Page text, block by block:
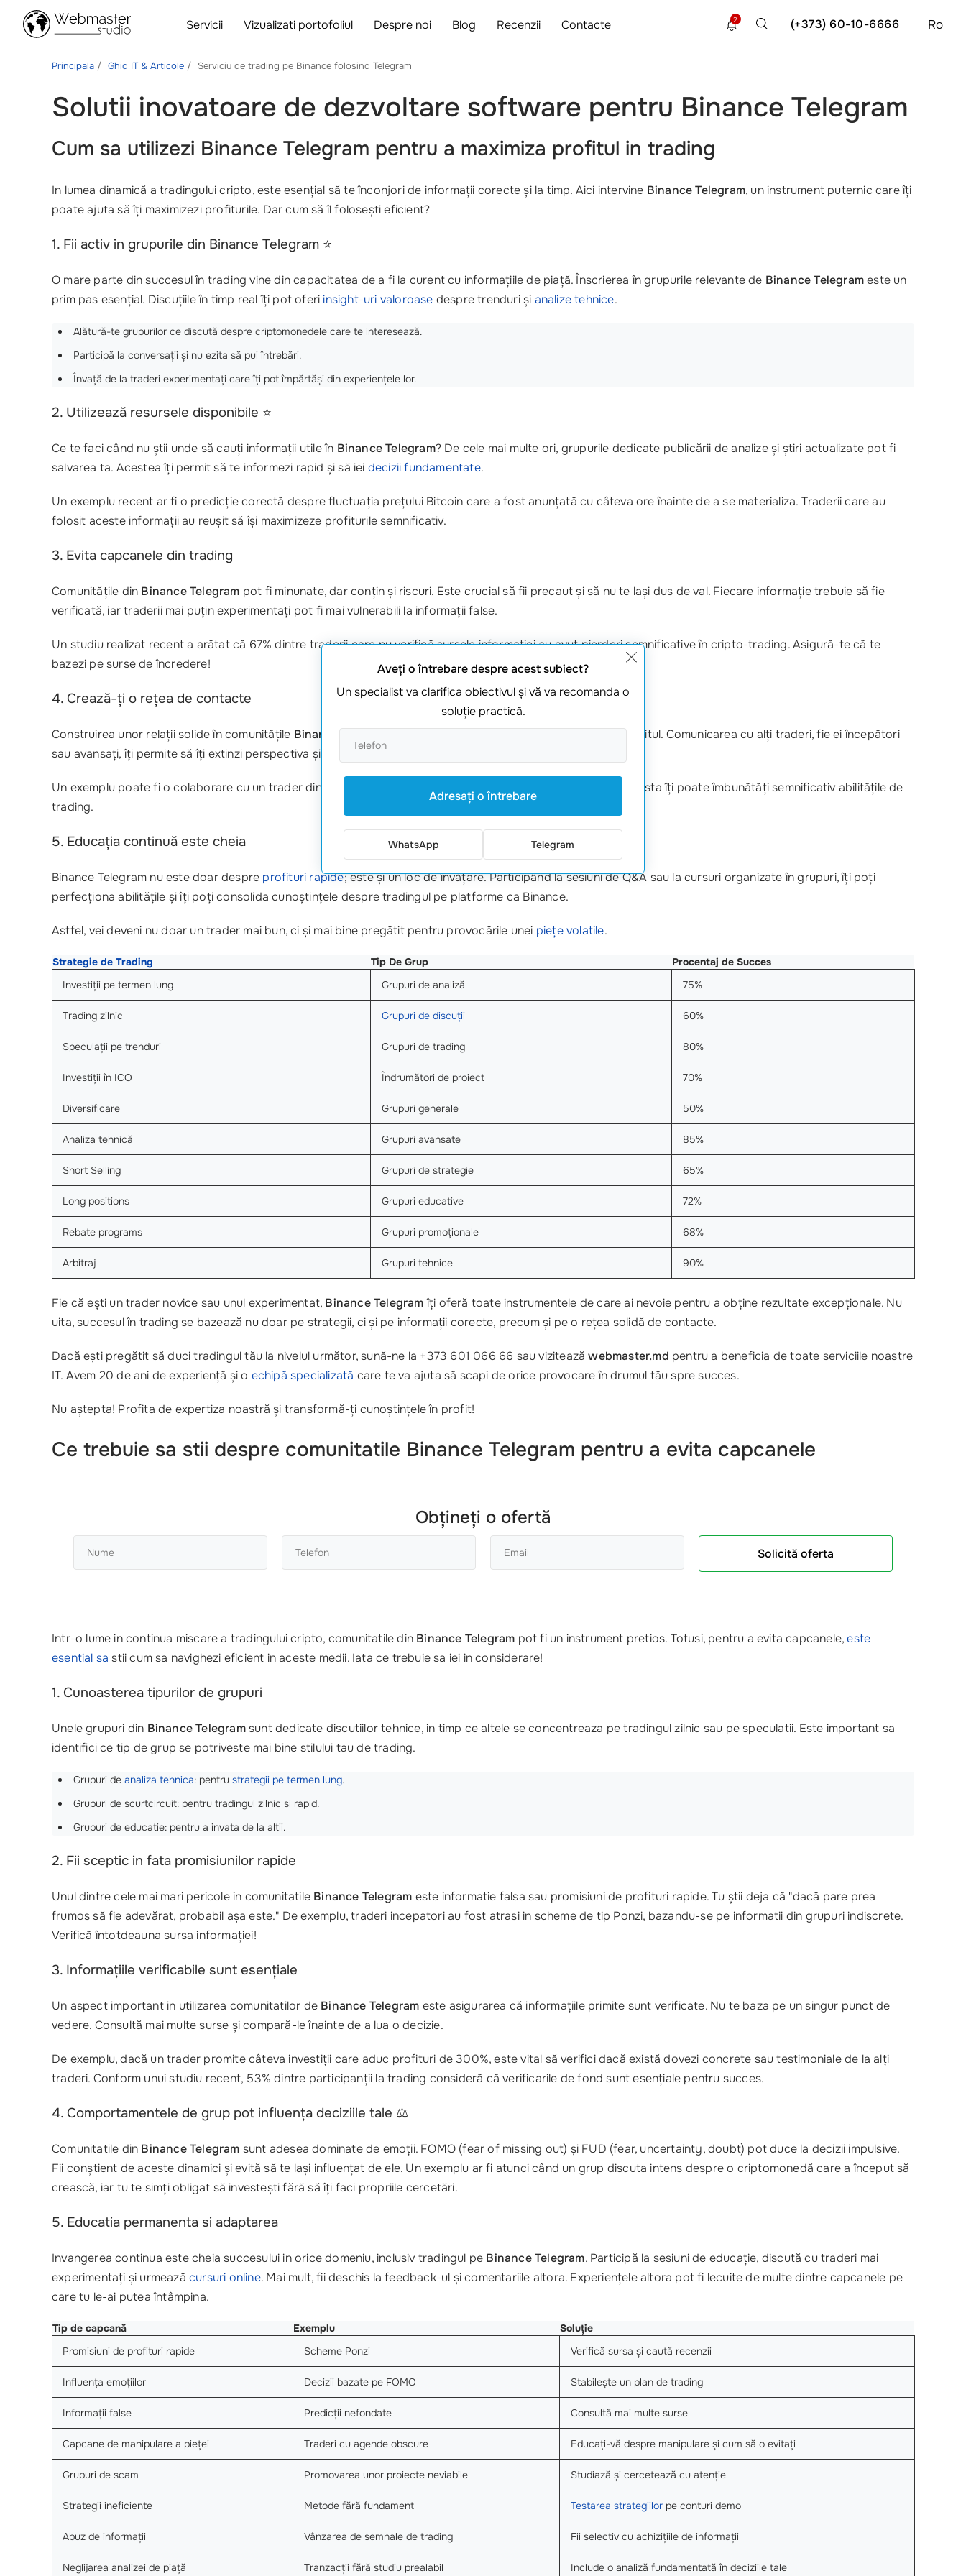
Servicii Vizualizati portofoliul Despre noi Blog Recenzii Contacte Ro
(+373) 60-10-6666
2
Principala Ghid IT & Articole Serviciu de trading pe Binance folosind Telegram
Solutii inovatoare de dezvoltare software pentru Binance Telegram
Cum sa utilizezi Binance Telegram pentru a maximiza profitul in trading
In lumea dinamică a tradingului cripto, este esențial să te înconjori de informații corecte și la timp. Aici intervine Binance Telegram, un instrument puternic care îți
poate ajuta să îți maximizezi profiturile. Dar cum să îl folosești eficient?
1. Fii activ in grupurile din Binance Telegram ⭐
O mare parte din succesul în trading vine din capacitatea de a fi la curent cu informațiile de piață. Înscrierea în grupurile relevante de Binance Telegrameste un
prim pas esențial. Discuțiile în timp real îți pot oferi insight-uri valoroase despre trenduri și analize tehnice.
Alătură-te grupurilor ce discută despre criptomonedele care te interesează.
Participă la conversații și nu ezita să pui întrebări.
Învață de la traderi experimentați care îți pot împărtăși din experiențele lor.
2. Utilizează resursele disponibile ⭐
Ce te faci când nu știi unde să cauți informații utile în Binance Telegram? De cele mai multe ori, grupurile dedicate publicării de analize și știri actualizate pot fi
salvarea ta. Acestea îți permit să te informezi rapid și să iei decizii fundamentate.
Un exemplu recent ar fi o predicție corectă despre fluctuația prețului Bitcoin care a fost anunțată cu câteva ore înainte de a se materializa. Traderii care au
folosit aceste informații au reușit să își maximizeze profiturile semnificativ.
3. Evita capcanele din trading
Comunitățile din Binance Telegram pot fi minunate, dar conțin și riscuri. Este crucial să fii precaut și să nu te lași dus de val. Fiecare informație trebuie să fie
verificată, iar traderii mai puțin experimentați pot fi mai vulnerabili la informații false.
Un studiu realizat recent a arătat că 67% dintre traderii care nu verifică sursele informației au avut pierderi semnificative în cripto-trading. Asigură-te că te
bazezi pe surse de încredere!
4. Crează-ți o rețea de contacte
Construirea unor relații solide în comunitățile Binance Telegram
poate fi un alt mod eficient de a maximiza profitul. Comunicarea cu alți traderi, fie ei începători
sau avansați, îți permite să îți extinzi perspectiva și să primești feedback valoros.
Un exemplu poate fi o colaborare cu un trader din grup care să îți ofere analize pe baza experienței sale. Aceasta îți poate îmbunătăți semnificativ abilitățile de
trading.
5. Educația continuă este cheia
Binance Telegram nu este doar despre profituri rapide; este și un loc de învățare. Participând la sesiuni de Q&A sau la cursuri organizate în grupuri, îți poți
perfecționa abilitățile și îți poți consolida cunoștințele despre tradingul pe platforme ca Binance.
Astfel, vei deveni nu doar un trader mai bun, ci și mai bine pregătit pentru provocările unei piețe volatile.
Strategie de Trading Tip De Grup
Procentaj de Succes
Investiții pe termen lung
Grupuri de analiză 75%
Trading zilnic Grupuri de discuții 60%
Speculații pe trenduri Grupuri de trading 80%
Investiții în ICO Îndrumători de proiect 70%
Diversificare Grupuri generale 50%
Analiza tehnică Grupuri avansate 85%
Short Selling Grupuri de strategie 65%
Long positions Grupuri educative 72%
Rebate programs Grupuri promoționale 68%
Arbitraj Grupuri tehnice 90%
Fie că ești un trader novice sau unul experimentat, Binance Telegramîți oferă toate instrumentele de care ai nevoie pentru a obține rezultate excepționale. Nu
uita, succesul în trading se bazează nu doar pe strategii, ci și pe informații corecte, precum și pe o rețea solidă de contacte.
Dacă ești pregătit să duci tradingul tău la nivelul următor, sună-ne la +373 601 066 66 sau viziteazăwebmaster.md pentru a beneficia de toate serviciile noastre
IT. Avem 20 de ani de experiență și o echipă specializată care te va ajuta să scapi de orice provocare în drumul tău spre succes.
Nu aștepta! Profita de expertiza noastră și transformă-ți cunoștințele în profit!
Ce trebuie sa stii despre comunitatile Binance Telegram pentru a evita capcanele
Obțineți o ofertă
Solicită oferta
Intr-o lume in continua miscare a tradingului cripto, comunitatile din Binance Telegram pot fi un instrument pretios. Totusi, pentru a evita capcanele,este
esential sa stii cum sa navighezi eficient in aceste medii. Iata ce trebuie sa iei in considerare!
1. Cunoasterea tipurilor de grupuri
Unele grupuri din Binance Telegramsunt dedicate discutiilor tehnice, in timp ce altele se concentreaza pe tradingul zilnic sau pe speculatii. Este important sa
identifici ce tip de grup se potriveste mai bine stilului tau de trading.
Grupuri de analiza tehnica: pentru strategii pe termen lung.
Grupuri de scurtcircuit: pentru tradingul zilnic si rapid.
Grupuri de educatie: pentru a invata de la altii.
2. Fii sceptic in fata promisiunilor rapide
Unul dintre cele mai mari pericole in comunitatile Binance Telegram este informatie falsa sau promisiuni de profituri rapide. Tu știi deja că "dacă pare prea
frumos să fie adevărat, probabil așa este." De exemplu, traderi incepatori au fost atrasi in scheme de tip Ponzi, bazandu-se pe informatii din grupuri indiscrete.
Verifică întotdeauna sursa informației!
3. Informațiile verificabile sunt esențiale
Un aspect important in utilizarea comunitatilor de Binance Telegram este asigurarea că informațiile primite sunt verificate. Nu te baza pe un singur punct de
vedere. Consultă mai multe surse și compară-le înainte de a lua o decizie.
De exemplu, dacă un trader promite câteva investiții care aduc profituri de 300%, este vital să verifici dacă există dovezi concrete sau testimoniale de la alți
traderi. Conform unui studiu recent, 53% dintre participanții la trading consideră că verificarile de fond sunt esențiale pentru succes.
4. Comportamentele de grup pot influența deciziile tale ⚖️
Comunitatile din Binance Telegram sunt adesea dominate de emoții. FOMO (fear of missing out) și FUD (fear, uncertainty, doubt) pot duce la decizii impulsive.
Fii conștient de aceste dinamici și evită să te lași influențat de ele. Un exemplu ar fi atunci când un grup discuta intens despre o criptomonedă care a început să
crească, iar tu te simți obligat să investești fără să îți faci propriile cercetări.
5. Educatia permanenta si adaptarea
Invangerea continua este cheia succesului in orice domeniu, inclusiv tradingul pe Binance Telegram. Participă la sesiuni de educație, discută cu traderi mai
experimentați și urmează cursuri online. Mai mult, fii deschis la feedback-ul și comentariile altora. Experiențele altora pot fi lecuite de multe dintre capcanele pe
care tu le-ai putea întâmpina.
Tip de capcană Exemplu
Soluție
Promisiuni de profituri rapide
Scheme Ponzi Verifică sursa și caută recenzii
Influența emoțiilor Decizii bazate pe FOMO Stabilește un plan de trading
Informații false Predicții nefondate Consultă mai multe surse
Capcane de manipulare a pieței Traderi cu agende obscure Educați-vă despre manipulare și cum să o evitați
Grupuri de scam Promovarea unor proiecte neviabile Studiază și cercetează cu atenție
Strategii ineficiente Metode fără fundament Testarea strategiilor pe conturi demo
Abuz de informații Vânzarea de semnale de trading Fii selectiv cu achizițiile de informații
Neglijarea analizei de piață Tranzacții fără studiu prealabil Include o analiză fundamentată în deciziile tale
Aveţi o întrebare despre acest subiect?
Un specialist va clarifica obiectivul şi vă va recomanda o
soluţie practică.
Adresaţi o întrebare
WhatsApp Telegram